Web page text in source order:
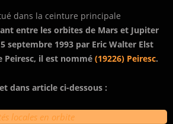
dans la ceinture principale
entre les orbites de Mars et Jupiter
septembre 1993 par Eric Walter Elst
Peiresc, il est nommé (19226) Peiresc.
dans article ci-dessous :
locales en orbite